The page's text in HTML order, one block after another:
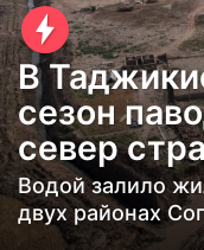
г
о
д
а
н
а
з
В
сезон
север
Водой залило
двух районах